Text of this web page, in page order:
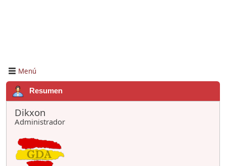
Menú
Resumen
Dikxon
Administrador